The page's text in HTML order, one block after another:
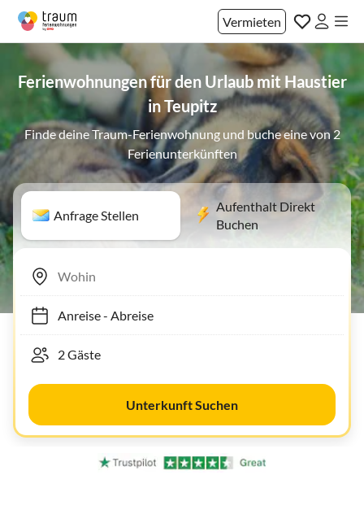
Vermieten
Ferienwohnungen für den Urlaub mit Haustier
in Teupitz
Finde deine Traum-Ferienwohnung und buche eine von 2
Ferienunterkünften
Anfrage Stellen
Aufenthalt Direkt
Buchen
Anreise- Abreise
Unterkunft Suchen